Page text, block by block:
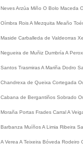
NevesArzúa Miño O Bolo Maceda
Oímbra RoisA Mezquita Meaño
Maside Carballeda de Valdeorras
Negueira de Muñiz Dumbría A
Santos TrasmirasA Mariña Dodro
Chandrexa de Queixa Cortegada
Cabana de Bergantiños Sobrado
Moraña Portas Frades CarralA
Barbanza MuíñosA Limia Ribeira
A Verea A Teixeira Bóveda Rodeiro